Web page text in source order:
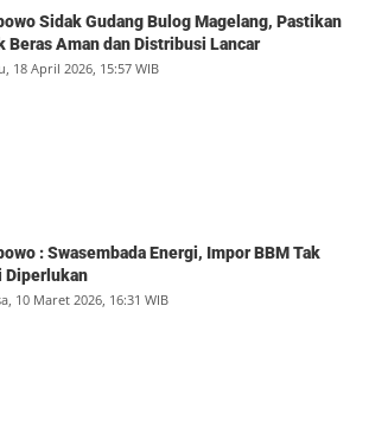
Sidak Gudang Bulog Magelang, Pastikan
Beras Aman dan Distribusi Lancar
18 April 2026, 15:57 WIB
: Swasembada Energi, Impor BBM Tak
Diperlukan
10 Maret 2026, 16:31 WIB